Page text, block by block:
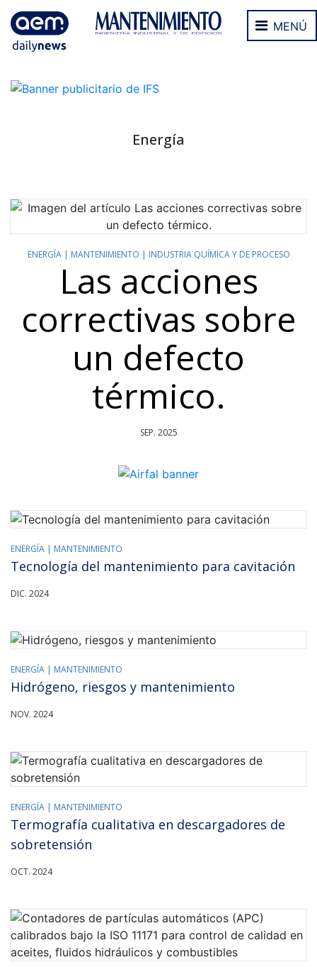
MENÚ
Energía
ENERGÍA | MANTENIMIENTO | INDUSTRIA QUÍMICA Y DE PROCESO
Las acciones
correctivas sobre
un defecto
térmico.
SEP. 2025
ENERGÍA | MANTENIMIENTO
Tecnología del mantenimiento para cavitación
DIC. 2024
ENERGÍA | MANTENIMIENTO
Hidrógeno, riesgos y mantenimiento
NOV. 2024
ENERGÍA | MANTENIMIENTO
Termografía cualitativa en descargadores de
sobretensión
OCT. 2024